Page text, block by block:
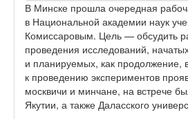
В Минске прошла очередная
в Национальной академии наук
Комиссаровым. Цель — обсудить
проведения исследований,
и планируемых, как продолжение,
к проведению экспериментов
москвичи и минчане, на встрече
Якутии, а также Даласского